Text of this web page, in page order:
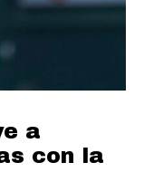
a
con la